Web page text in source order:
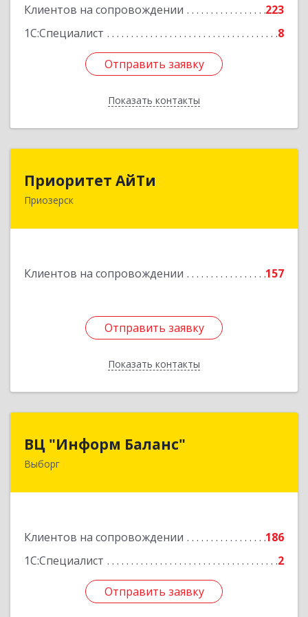
Клиентов на сопровождении
223
1С:Специалист
8
Отправить заявку
Показать контакты
Отправить заявку
Назад
Приоритет АйТи
Приозерск
Клиентов на сопровождении 157
Отправить заявку
Показать контакты
188760, Ленинградская обл, Приозерский р-н,
Подробнее
Отправить заявку
Назад
ВЦ "Информ Баланс"
Выборг
Клиентов на сопровождении
186
1С:Специалист
2
Отправить заявку
188800, Ленинградская обл, Выборгский р-н,
Отправить заявку